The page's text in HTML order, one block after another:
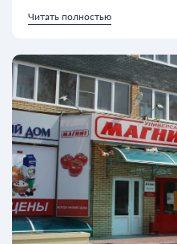
Читать полностью